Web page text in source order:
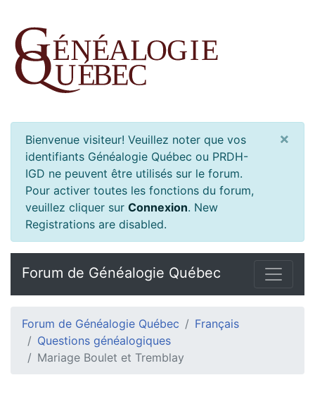
Bienvenue visiteur! Veuillez noter que vos
identifiants Généalogie Québec ou PRDH-
IGD ne peuvent être utilisés sur le forum.
Pour activer toutes les fonctions du forum,
veuillez cliquer sur Connexion. New
Registrations are disabled.
×
Forum de Généalogie Québec
Forum de Généalogie Québec
Français
Questions généalogiques
Mariage Boulet et Tremblay